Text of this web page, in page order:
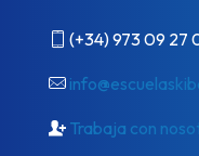
(+34) 973 09 27
Trabaja con